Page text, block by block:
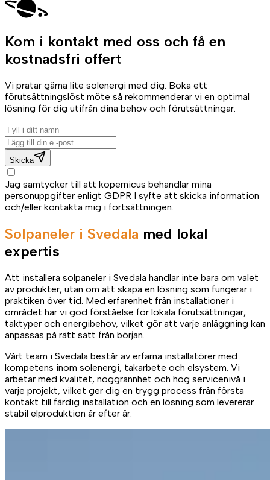
Kom i kontakt med oss och få en
kostnadsfri offert
Vi pratar gärna lite solenergi med dig. Boka ett
förutsättningslöst möte så rekommenderar vi en optimal
lösning för dig utifrån dina behov och förutsättningar.
Skicka
Jag samtycker till att kopernicus behandlar mina
personuppgifter enligt GDPR I syfte att skicka information
och/eller kontakta mig i fortsättningen.
Solpaneler i Svedala med lokal
expertis
Att installera solpaneler i Svedala handlar inte bara om valet
av produkter, utan om att skapa en lösning som fungerar i
praktiken över tid. Med erfarenhet från installationer i
området har vi god förståelse för lokala förutsättningar,
taktyper och energibehov, vilket gör att varje anläggning kan
anpassas på rätt sätt från början.
Vårt team i Svedala består av erfarna installatörer med
kompetens inom solenergi, takarbete och elsystem. Vi
arbetar med kvalitet, noggrannhet och hög servicenivå i
varje projekt, vilket ger dig en trygg process från första
kontakt till färdig installation och en lösning som levererar
stabil elproduktion år efter år.